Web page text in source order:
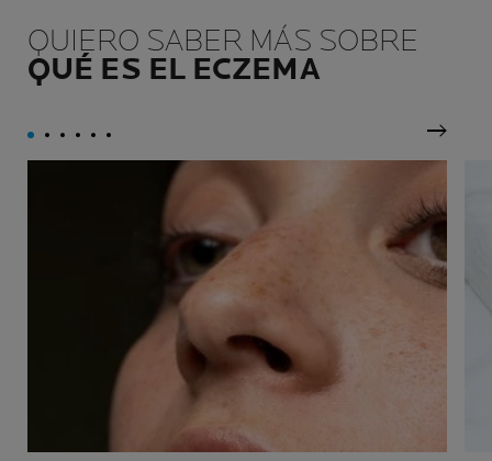
tendencia acneica, atópicas,
dañadas o debilitadas por
los tratamientos contra el
para garantizar que su
tolerancia y eficacia se
mantienen intactas con el
QUIERO SABER MÁS SOBRE
QUÉ ES EL ECZEMA